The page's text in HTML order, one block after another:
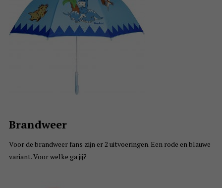
Brandweer
Voor de brandweer fans zijn er 2 uitvoeringen. Een rode en blauwe
variant. Voor welke ga jij?